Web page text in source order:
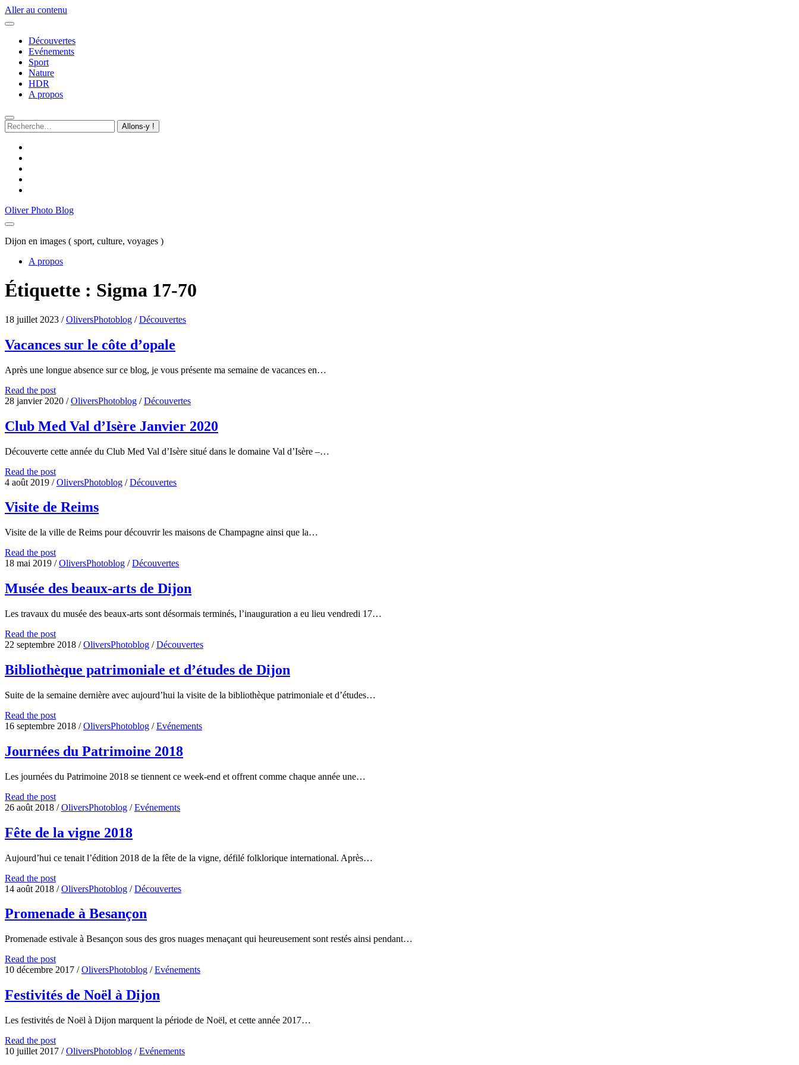
Aller au contenu
Découvertes
Evénements
Sport
Nature
HDR
A propos
Recherche
pour
Oliver Photo Blog
Dijon en images ( sport, culture, voyages )
A propos
Étiquette : Sigma 17-70
18 juillet 2023 /OliversPhotoblog /Découvertes
Vacances sur le côte d’opale
Après une longue absence sur ce blog, je vous présente ma semaine de vacances en…
Read the postVacances
sur
côte
d’opale
28 janvier 2020 /OliversPhotoblog /Découvertes
Club Med Val d’Isère Janvier 2020
Découverte cette année du Club Med Val d’Isère situé dans le domaine Val d’Isère –…
Read the postClub
Med
d’Isère
Janvier
4 août 2019 /OliversPhotoblog /Découvertes
Visite de Reims
Visite de la ville de Reims pour découvrir les maisons de Champagne ainsi que la…
Read the postVisite
de
18 mai 2019 /OliversPhotoblog /Découvertes
Musée des beaux-arts de Dijon
Les travaux du musée des beaux-arts sont désormais terminés, l’inauguration a eu lieu vendredi 17…
Read the postMusée
des
arts
de
22 septembre 2018 /OliversPhotoblog /Découvertes
Bibliothèque patrimoniale et d’études de Dijon
Suite de la semaine dernière avec aujourd’hui la visite de la bibliothèque patrimoniale et d’études…
Read the postBibliothèque
patrimoniale
d’études
de
16 septembre 2018 /OliversPhotoblog /Evénements
Journées du Patrimoine 2018
Les journées du Patrimoine 2018 se tiennent ce week-end et offrent comme chaque année une…
Read the postJournées
du
2018
26 août 2018 /OliversPhotoblog /Evénements
Fête de la vigne 2018
Aujourd’hui ce tenait l’édition 2018 de la fête de la vigne, défilé folklorique international. Après…
Read the postFête
de
vigne
2018
14 août 2018 /OliversPhotoblog /Découvertes
Promenade à Besançon
Promenade estivale à Besançon sous des gros nuages menaçant qui heureusement sont restés ainsi pendant…
Read the postPromenade
à
10 décembre 2017 /OliversPhotoblog /Evénements
Festivités de Noël à Dijon
Les festivités de Noël à Dijon marquent la période de Noël, et cette année 2017…
Read the postFestivités
de
10 juillet 2017 /OliversPhotoblog /Evénements